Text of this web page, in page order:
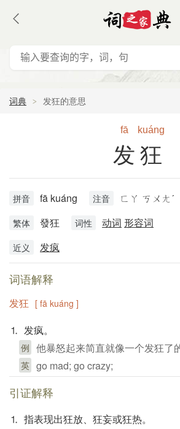
词典 发狂的意思
fā kuáng
发狂
拼音 fā kuáng 注音 ㄈㄚ ㄎㄨㄤˊ
繁体 發狂 词性 动词 形容词
近义 发疯
词语解释
发狂 [ fā kuáng ]
⒈ 发疯。
例 他暴怒起来简直就像一个发狂了
英 go mad; go crazy;
引证解释
⒈ 指表现出狂放、狂妄或狂热。